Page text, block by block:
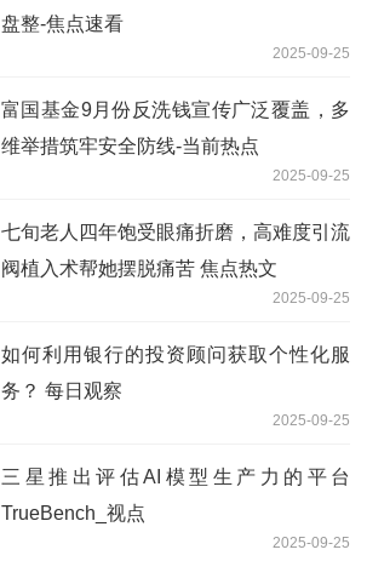
盘整-焦点速看
2025-09-25
富国基金9月份反洗钱宣传广泛覆盖，多
维举措筑牢安全防线-当前热点
2025-09-25
七旬老人四年饱受眼痛折磨，高难度引流
阀植入术帮她摆脱痛苦 焦点热文
2025-09-25
如何利用银行的投资顾问获取个性化服
务？ 每日观察
2025-09-25
三星推出评估AI模型生产力的平台
TrueBench_视点
2025-09-25